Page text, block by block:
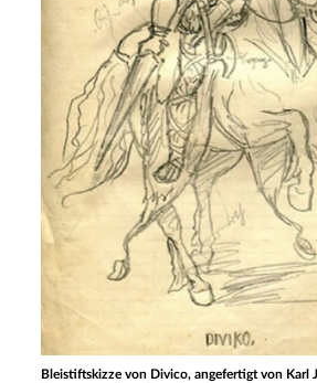
Bleistiftskizze von Divico, angefertigt von Karl